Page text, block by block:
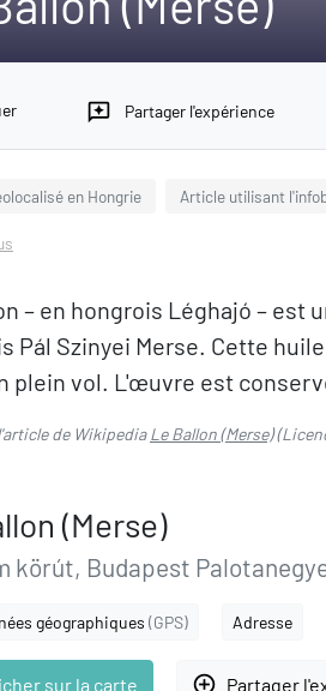
reviews Partager l'expérience
en Hongrie Article utilisant
– en hongrois Léghajó – est
Pál Szinyei Merse. Cette
plein vol. L'œuvre est
de WikipediaLe Ballon (Merse)
(Merse)
körút, Budapest
géographiques (GPS) Adresse
sur la carte add_circle_outline Partager